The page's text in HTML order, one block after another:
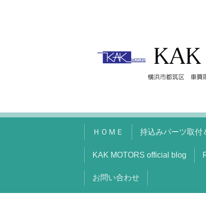
ＨＯＭＥ 持込みパーツ取付
KAK MOTORS official blog
お問い合わせ